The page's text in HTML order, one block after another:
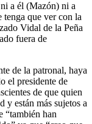
a él (Mazón) ni a
tenga que ver con la
Vidal de la Peña
fuera de
de la patronal, haya
el presidente de
de que quien
y están más sujetos a
“también han